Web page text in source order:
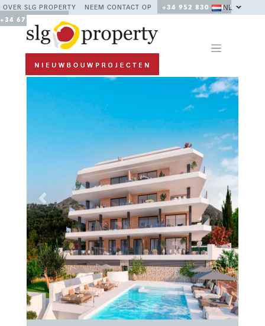
OVER SLG PROPERTY NEEM CONTACT OP
+34 952 830 378 /
+34 677 670 480
NL
Previous Next